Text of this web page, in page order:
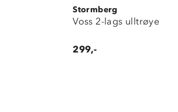
Stormberg
Voss 2-lags ulltrøye
299,-